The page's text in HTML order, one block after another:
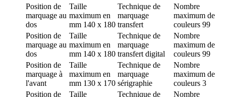
Position de
marquage au
dos
Taille
maximum en
mm 140 x 180
Technique de
marquage
transfert
Nombre
maximum de
couleurs 99
Position de
marquage au
dos
Taille
maximum en
mm 140 x 180
Technique de
marquage
transfert digital
Nombre
maximum de
couleurs 99
Position de
marquage à
l'avant
Taille
maximum en
mm 130 x 170
Technique de
marquage
sérigraphie
Nombre
maximum de
couleurs 3
Position de
Taille
Technique de
Nombre